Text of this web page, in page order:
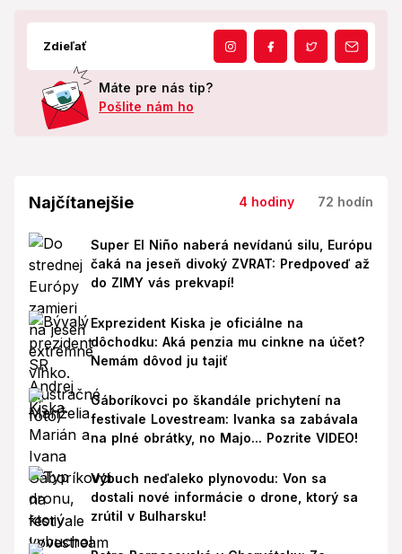
Zdieľať
Máte pre nás tip?
Pošlite nám ho
Najčítanejšie 4 hodiny 72 hodín
Super El Niño naberá nevídanú silu, Európu
čaká na jeseň divoký ZVRAT: Predpoveď až
do ZIMY vás prekvapí!
Exprezident Kiska je oficiálne na
dôchodku: Aká penzia mu cinkne na účet?
Nemám dôvod ju tajiť
Gáboríkovci po škandále prichytení na
festivale Lovestream: Ivanka sa zabávala
na plné obrátky, no Majo... Pozrite VIDEO!
Výbuch neďaleko plynovodu: Von sa
dostali nové informácie o drone, ktorý sa
zrútil v Bulharsku!